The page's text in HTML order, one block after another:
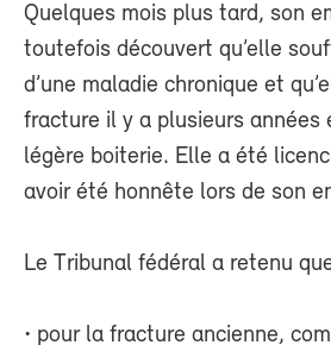
Quelques mois plus tard, son
toutefois découvert qu’elle
d’une maladie chronique et
fracture il y a plusieurs années
légère boiterie. Elle a été
avoir été honnête lors de son
Le Tribunal fédéral a retenu
• pour la fracture ancienne,